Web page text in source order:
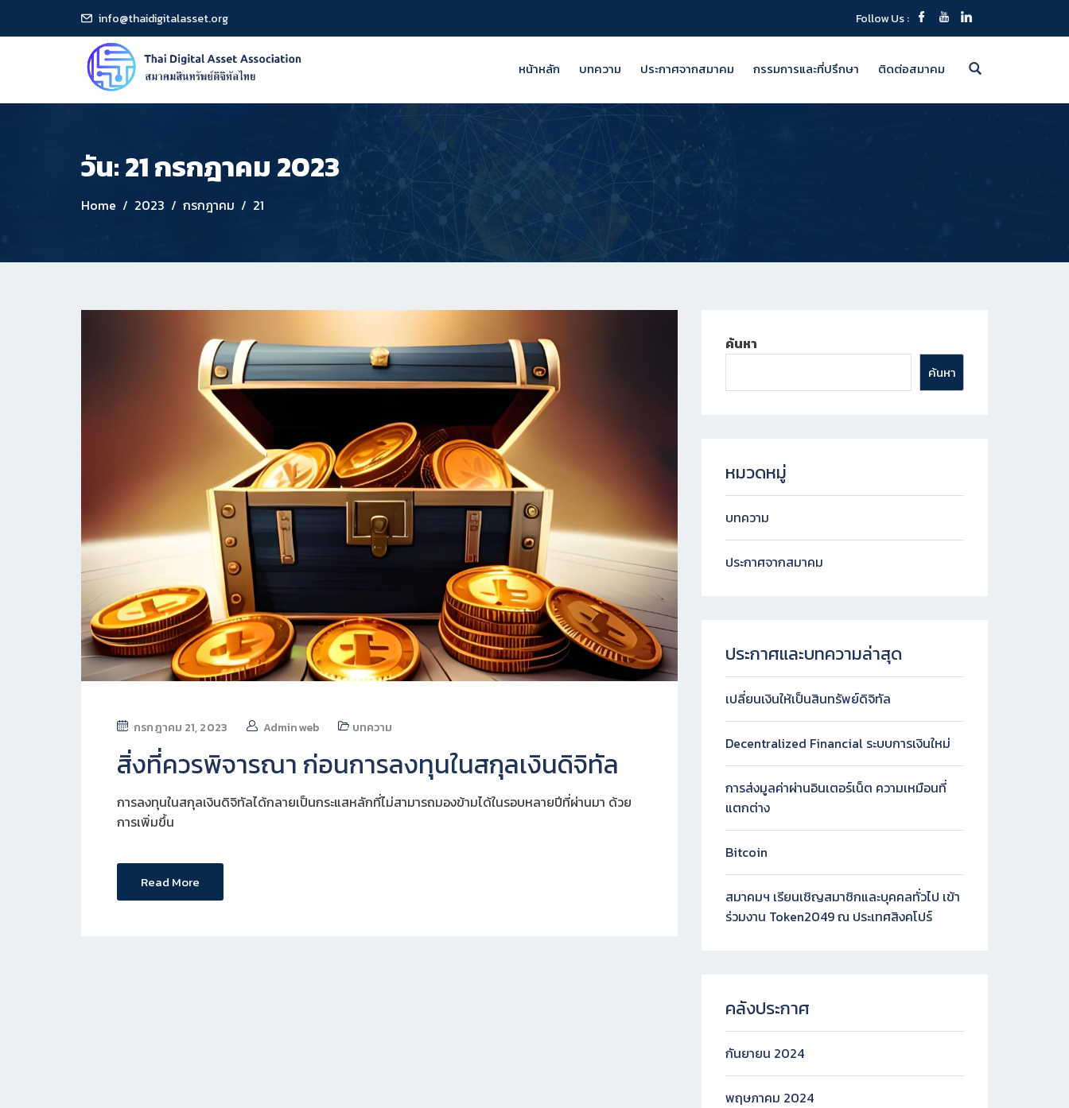
info@thaidigitalasset.org Follow Us :
หน้าหลัก บทความ ประกาศจากสมาคม กรรมการและที่ปรึกษา ติดต่อสมาคม
วัน:21 กรกฎาคม 2023
Home 2023 กรกฎาคม 21
กรกฎาคม 21, 2023 Adminweb บทความ
สิ่งที่ควรพิจารณา ก่อนการลงทุนในสกุลเงินดิจิทัล
การลงทุนในสกุลเงินดิจิทัลได้กลายเป็นกระแสหลักที่ไม่สามารถมองข้ามได้ในรอบหลายปีที่ผ่านมา ด้วย
การเพิ่มขึ้น
Read More
ค้นหา
ค้นหา
หมวดหมู่
บทความ
ประกาศจากสมาคม
ประกาศและบทความล่าสุด
เปลี่ยนเงินให้เป็นสินทรัพย์ดิจิทัล
Decentralized Financial ระบบการเงินใหม่
การส่งมูลค่าผ่านอินเตอร์เน็ต ความเหมือนที่
แตกต่าง
Bitcoin
สมาคมฯ เรียนเชิญสมาชิกและบุคคลทั่วไป เข้า
ร่วมงาน Token2049 ณ ประเทศสิงคโปร์
คลังประกาศ
กันยายน 2024
พฤษภาคม 2024